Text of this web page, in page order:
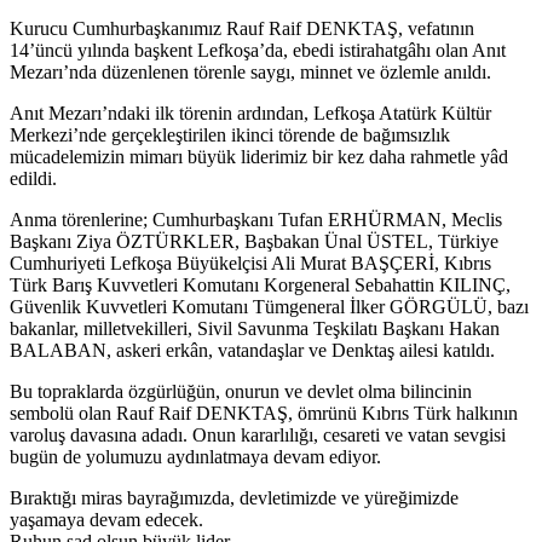
Kurucu Cumhurbaşkanımız Rauf Raif DENKTAŞ, vefatının
14’üncü yılında başkent Lefkoşa’da, ebedi istirahatgâhı olan Anıt
Mezarı’nda düzenlenen törenle saygı, minnet ve özlemle anıldı.
Anıt Mezarı’ndaki ilk törenin ardından, Lefkoşa Atatürk Kültür
Merkezi’nde gerçekleştirilen ikinci törende de bağımsızlık
mücadelemizin mimarı büyük liderimiz bir kez daha rahmetle yâd
edildi.
Anma törenlerine; Cumhurbaşkanı Tufan ERHÜRMAN, Meclis
Başkanı Ziya ÖZTÜRKLER, Başbakan Ünal ÜSTEL, Türkiye
Cumhuriyeti Lefkoşa Büyükelçisi Ali Murat BAŞÇERİ, Kıbrıs
Türk Barış Kuvvetleri Komutanı Korgeneral Sebahattin KILINÇ,
Güvenlik Kuvvetleri Komutanı Tümgeneral İlker GÖRGÜLÜ, bazı
bakanlar, milletvekilleri, Sivil Savunma Teşkilatı Başkanı Hakan
BALABAN, askeri erkân, vatandaşlar ve Denktaş ailesi katıldı.
Bu topraklarda özgürlüğün, onurun ve devlet olma bilincinin
sembolü olan Rauf Raif DENKTAŞ, ömrünü Kıbrıs Türk halkının
varoluş davasına adadı. Onun kararlılığı, cesareti ve vatan sevgisi
bugün de yolumuzu aydınlatmaya devam ediyor.
Bıraktığı miras bayrağımızda, devletimizde ve yüreğimizde
yaşamaya devam edecek.